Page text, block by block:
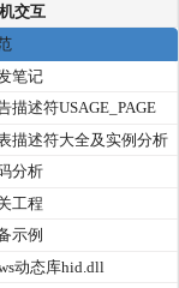
交互
笔记
描述符USAGE_PAGE
描述符大全及实例分析
分析
工程
示例
动态库hid.dll